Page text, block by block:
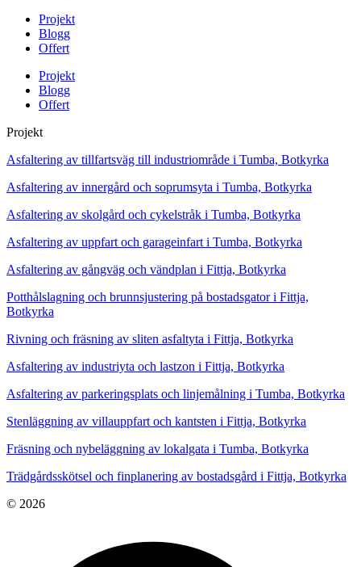
Projekt
Blogg
Offert
Projekt
Blogg
Offert
Projekt
Asfaltering av tillfartsväg till industriområde i Tumba, Botkyrka
Asfaltering av innergård och soprumsyta i Tumba, Botkyrka
Asfaltering av skolgård och cykelstråk i Tumba, Botkyrka
Asfaltering av uppfart och garageinfart i Tumba, Botkyrka
Asfaltering av gångväg och vändplan i Fittja, Botkyrka
Potthålslagning och brunnsjustering på bostadsgator i Fittja,
Botkyrka
Rivning och fräsning av sliten asfaltyta i Fittja, Botkyrka
Asfaltering av industriyta och lastzon i Fittja, Botkyrka
Asfaltering av parkeringsplats och linjemålning i Tumba, Botkyrka
Stenläggning av villauppfart och kantsten i Fittja, Botkyrka
Fräsning och nybeläggning av lokalgata i Tumba, Botkyrka
Trädgårdsskötsel och finplanering av bostadsgård i Fittja, Botkyrka
© 2026